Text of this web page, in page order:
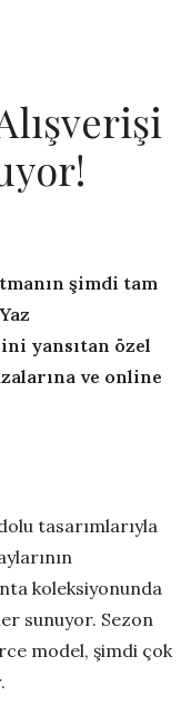
şimdi tam
yansıtan özel
ve online
tasarımlarıyla
koleksiyonunda
sunuyor. Sezon
model, şimdi çok